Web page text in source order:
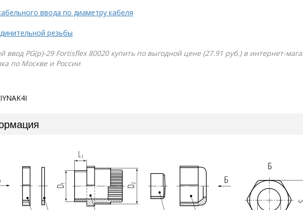
ввода по диаметру кабеля
резьбы
PG(p)-29 Fortisflex 80020 купить по выгодной цене (27.91 руб.) в интернет-
по Москве и России